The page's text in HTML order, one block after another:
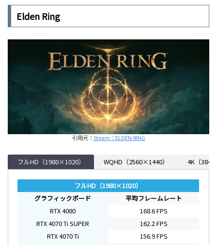
Elden Ring
引用元： Steam：ELDEN RING
フルHD（1980×1020） WQHD（2560×1440） 4K（
フルHD（1980×1020）
グラフィックボード
平均フレームレート
RTX 4080
168.6 FPS
RTX 4070 Ti SUPER
162.2 FPS
RTX 4070 Ti
156.9 FPS